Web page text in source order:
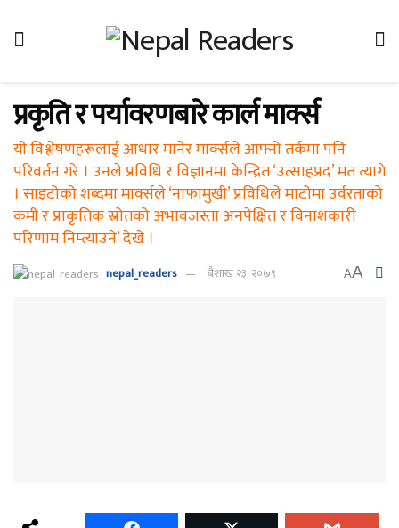
प्रकृति र पर्यावरणबारे कार्ल मार्क्स
यी विश्लेषणहरूलाई आधार मानेर मार्क्सले आफ्नो तर्कमा पनि
परिवर्तन गरे । उनले प्रविधि र विज्ञानमा केन्द्रित ‘उत्साहप्रद’ मत त्यागे
। साइटोको शब्दमा मार्क्सले ‘नाफामुखी’ प्रविधिले माटोमा उर्वरताको
कमी र प्राकृतिक स्रोतको अभावजस्ता अनपेक्षित र विनाशकारी
परिणाम निम्त्याउने’ देखे ।
nepal_readers बैशाख २३, २०७९ AA